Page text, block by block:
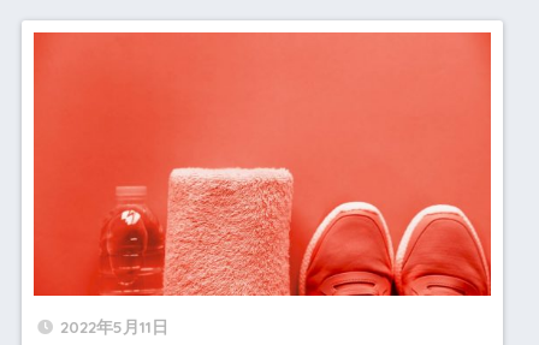
2022年5月11日